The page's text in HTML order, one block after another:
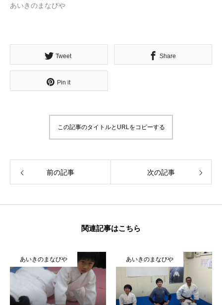
北海道最強のビジネス課題解決コミュニティ【北海道オ
無料で登録したい企業様はこちら メディア取材受付口はこちら
あいきのまなびや
Tweet Share
Pin it
この記事のタイトルとURLをコピーする
前の記事 次の記事
関連記事はこちら
あいきのまなびや あいきのまなびや